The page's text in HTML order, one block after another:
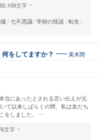
文字
七不思議 学校の怪談
転生
をしてますか？ 美木間
当にあったとされる言い伝えが元
て以来しばらくの間、私は友だち
をしました。 …
文字